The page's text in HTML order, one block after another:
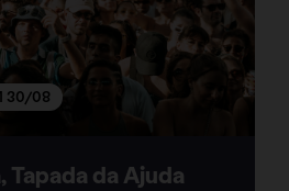
30/08
Tapada da Ajuda